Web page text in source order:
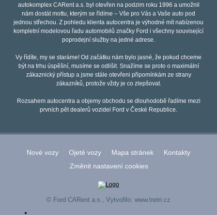
autokomplex CARent a.s. byl otevřen na podzim roku 1996 a umožnil
nám dostát mottu, kterým se řídíme – Vše pro Vás a Vaše auto pod
jednou střechou. Z pohledu klienta autocentra je výhodné mít nabízenou
kompletní modelovou řadu automobilů značky Ford i všechny související
poprodejní služby na jedné adrese.
Vy řídíte, my se staráme! Od začátku nám bylo jasné, že pokud chceme
být na trhu úspěšní, musíme se odlišit. Snažíme se proto o maximální
zákaznický přístup a jsme stále otevřeni připomínkám ze strany
zákazníků, protože vždy je co zlepšovat.
Rozsahem autocentra a objemy obchodu se dlouhodobě řadíme mezi
prvních pět dealerů vozidel Ford v České Republice.
Nové vozy Ojeté vozy Mapa stránek
Kontakty
Změnit nastavení cookies
© Ford CARent a.s., Vytvořilo: www.tretri.cz